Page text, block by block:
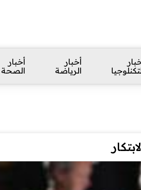
أخبار
الرياضة
أخبار
الصحة